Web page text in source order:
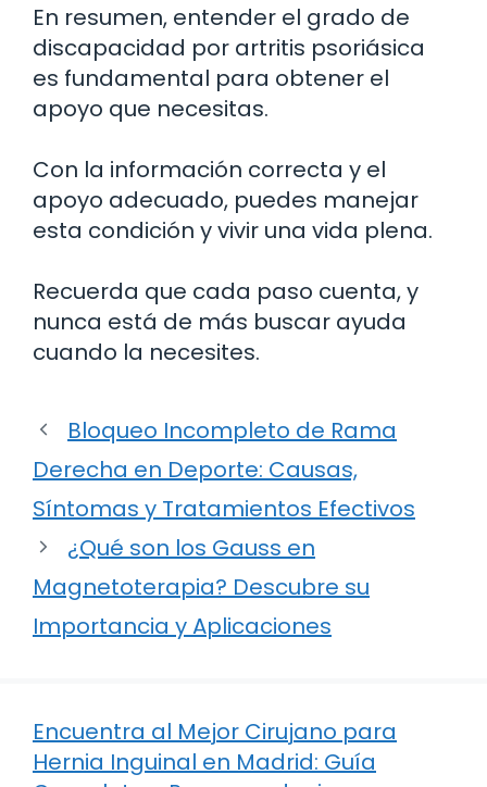
En resumen, entender el grado de
discapacidad por artritis psoriásica
es fundamental para obtener el
apoyo que necesitas.
Con la información correcta y el
apoyo adecuado, puedes manejar
esta condición y vivir una vida plena.
Recuerda que cada paso cuenta, y
nunca está de más buscar ayuda
cuando la necesites.
Bloqueo Incompleto de Rama
Derecha en Deporte: Causas,
Síntomas y Tratamientos Efectivos
¿Qué son los Gauss en
Magnetoterapia? Descubre su
Importancia y Aplicaciones
Encuentra al Mejor Cirujano para
Hernia Inguinal en Madrid: Guía